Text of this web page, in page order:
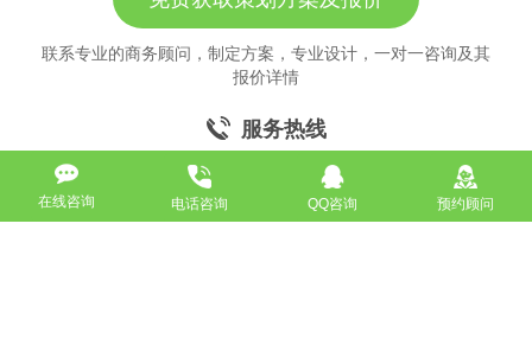
联系专业的商务顾问，制定方案，专业设计，一对一咨询及其
报价详情
服务热线
18911184380
在线咨询 电话咨询 QQ咨询 预约顾问